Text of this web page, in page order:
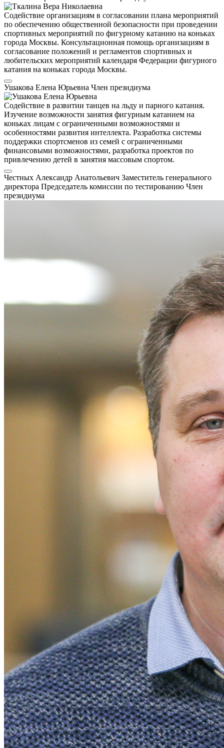
Содействие организациям в согласовании плана мероприятий
по обеспечению общественной безопасности при проведении
спортивных мероприятий по фигурному катанию на коньках
города Москвы. Консультационная помощь организациям в
согласование положений и регламентов спортивных и
любительских мероприятий календаря Федерации фигурного
катания на коньках города Москвы.
Ушакова Елена Юрьевна Член президиума
Содействие в развитии танцев на льду и парного катания.
Изучение возможности занятия фигурным катанием на
коньках лицам с ограниченными возможностями и
особенностями развития интеллекта. Разработка системы
поддержки спортсменов из семей с ограниченными
финансовыми возможностями, разработка проектов по
привлечению детей в занятия массовым спортом.
Честных Александр Анатольевич Заместитель генерального
директора Председатель комиссии по тестированию Член
президиума